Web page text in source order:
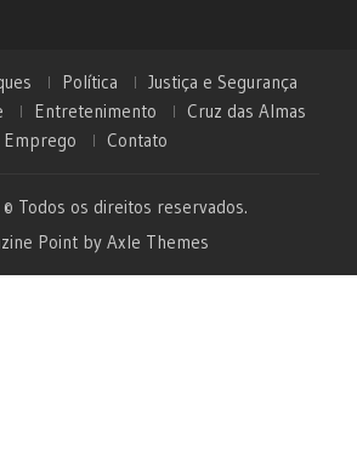
Política
Justiça e Segurança
Entretenimento
Cruz das Almas
Emprego
Contato
Todos os direitos reservados.
Point by Axle Themes